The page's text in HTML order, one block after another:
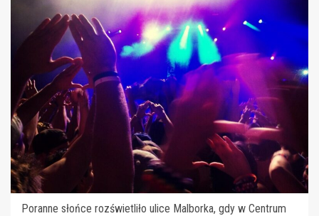
Poranne słońce rozświetliło ulice Malborka, gdy w Centrum